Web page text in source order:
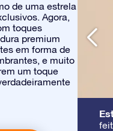
de uma estrela
Agora,
toques
premium
em forma de
e muito
um toque